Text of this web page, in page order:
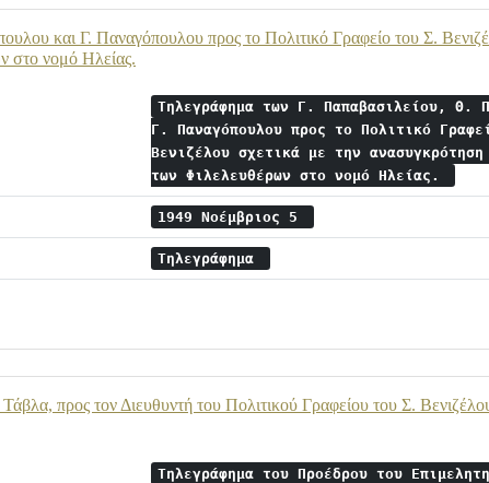
και Γ. Παναγόπουλου προς το Πολιτικό Γραφείο του Σ.
στο νομό Ηλείας.
Τηλεγράφημα των Γ. Παπαβασιλείου, Θ.
Γ. Παναγόπουλου προς το Πολιτικό
Βενιζέλου σχετικά με την
των Φιλελευθέρων στο νομό Ηλείας.
1949 Νοέμβριος 5
Τηλεγράφημα
προς τον Διευθυντή του Πολιτικού Γραφείου του Σ.
Τηλεγράφημα του Προέδρου του